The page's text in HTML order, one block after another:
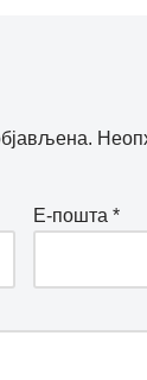
Е-пошта *